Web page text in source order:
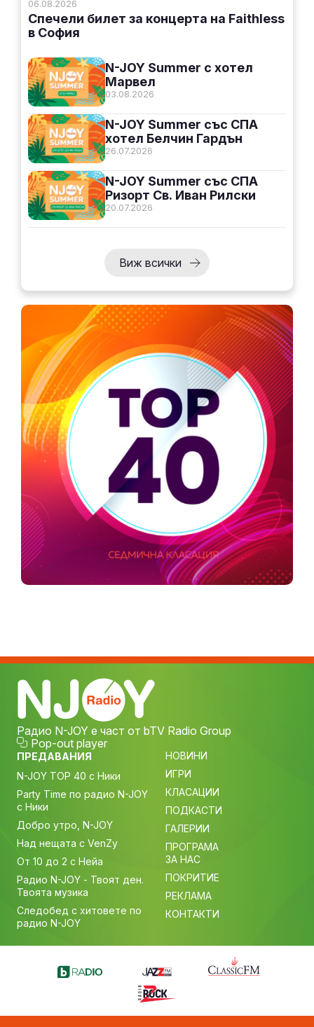
06.08.2026
Спечели билет за концерта на Faithless
в София
03.08.2026
N-JOY Summer с хотел
Марвел
26.07.2026
N-JOY Summer със СПА
хотел Белчин Гардън
20.07.2026
N-JOY Summer със СПА
Ризорт Св. Иван Рилски
Виж всички
Радио N-JOY е част от bTV Radio Group
Pop-out player
ПРЕДАВАНИЯ
N-JOY TOP 40 с Ники
Party Time по радио N-JOY
с Ники
Добро утро, N-JOY
Над нещата с VenZy
От 10 до 2 с Нейа
Радио N-JOY - Твоят ден.
Твоята музика
Следобед с хитовете по
радио N-JOY
НОВИНИ
ИГРИ
КЛАСАЦИИ
ПОДКАСТИ
ГАЛЕРИИ
ПРОГРАМА
ЗА НАС
ПОКРИТИЕ
РЕКЛАМА
КОНТАКТИ